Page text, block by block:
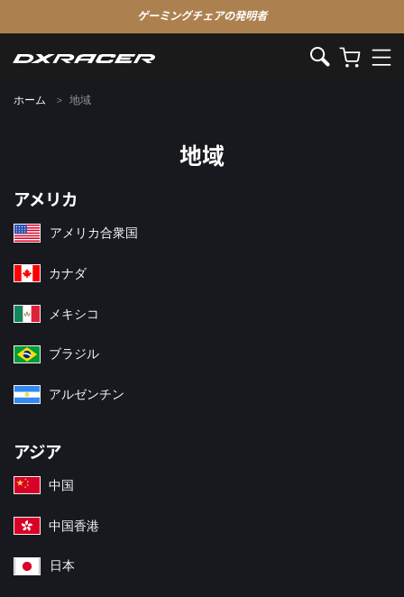
ゲーミングチェアの発明者
ホーム 地域
地域
アメリカ
アメリカ合衆国
カナダ
メキシコ
ブラジル
アルゼンチン
アジア
中国
中国香港
日本